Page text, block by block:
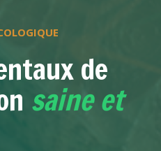
de
saine et